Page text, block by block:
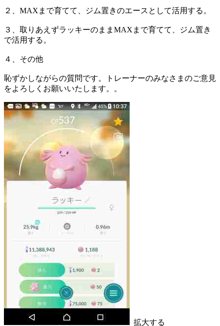
２、MAXまで育てて、ジム置きのエースとして活用する。
３、取りあえずラッキーのままMAXまで育てて、ジム置き
で活用する。
４、その他
恥ずかしながらの質問です。トレーナーのみなさまのご意見
をよろしくお願いいたします。。
拡大する